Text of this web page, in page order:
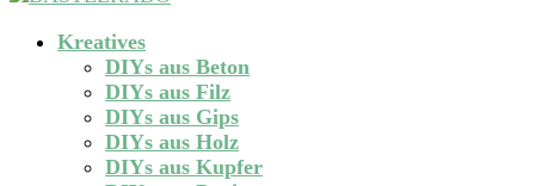
Kreatives
DIYs aus Beton
DIYs aus Filz
DIYs aus Gips
DIYs aus Holz
DIYs aus Kupfer